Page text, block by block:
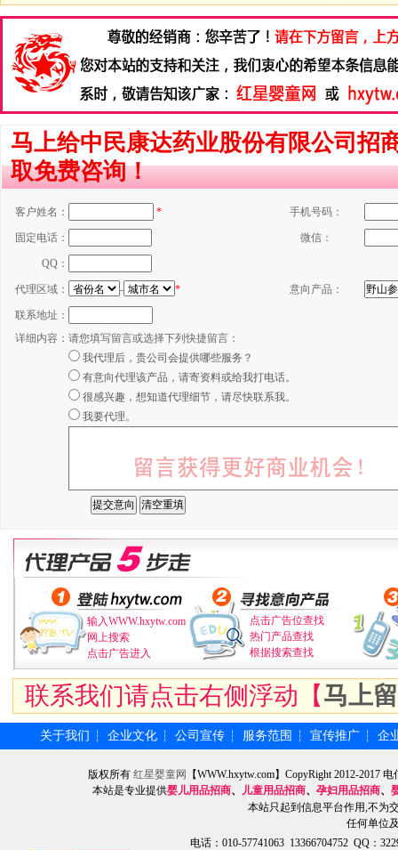
马上给中民康达药业股份有限公司招
取免费咨询！
客户姓名： * 手机号码：
固定电话： 微信：
QQ：
代理区域： - * 意向产品：
联系地址：
详细内容： 请您填写留言或选择下列快捷留言：
我代理后，贵公司会提供哪些服务？
有意向代理该产品，请寄资料或给我打电话。
很感兴趣，想知道代理细节，请尽快联系我。
我要代理。
输入WWW.hxytw.com
网上搜索
点击广告进入
点击广告位查找
热门产品查找
根据搜索查找
联系我们请点击右侧浮动【马上
关于我们 ┆ 企业文化 ┆ 公司宣传 ┆ 服务范围 ┆ 宣传推广 ┆ 企
版权所有 红星婴童网
【WWW.hxytw.com】CopyRight 2012-2017
本站是专业提供婴儿用品招商、 儿童用品招商、 孕妇用品招商、
本站只起到信息平台作用,不为
任何单位
电话：010-57741063 13366704752 QQ：